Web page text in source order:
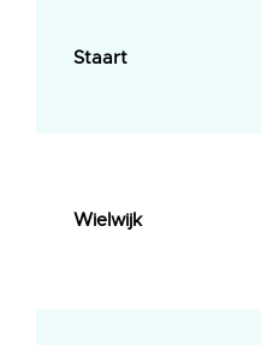
Staart
Wielwijk